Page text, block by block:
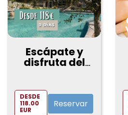
Escápate y
disfruta del
DESDE
118.00
EUR
Reservar